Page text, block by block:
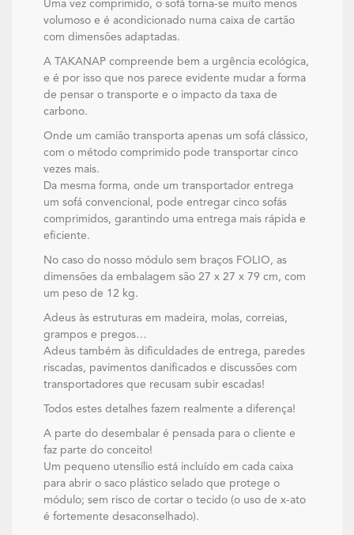
Uma vez comprimido, o sofá torna-se muito menos
volumoso e é acondicionado numa caixa de cartão
com dimensões adaptadas.
A TAKANAP compreende bem a urgência ecológica,
e é por isso que nos parece evidente mudar a forma
de pensar o transporte e o impacto da taxa de
carbono.
Onde um camião transporta apenas um sofá clássico,
com o método comprimido pode transportar cinco
vezes mais.
Da mesma forma, onde um transportador entrega
um sofá convencional, pode entregar cinco sofás
comprimidos, garantindo uma entrega mais rápida e
eficiente.
No caso do nosso módulo sem braços FOLIO, as
dimensões da embalagem são 27 x 27 x 79 cm, com
um peso de 12 kg.
Adeus às estruturas em madeira, molas, correias,
grampos e pregos…
Adeus também às dificuldades de entrega, paredes
riscadas, pavimentos danificados e discussões com
transportadores que recusam subir escadas!
Todos estes detalhes fazem realmente a diferença!
A parte do desembalar é pensada para o cliente e
faz parte do conceito!
Um pequeno utensílio está incluído em cada caixa
para abrir o saco plástico selado que protege o
módulo; sem risco de cortar o tecido (o uso de x-ato
é fortemente desaconselhado).